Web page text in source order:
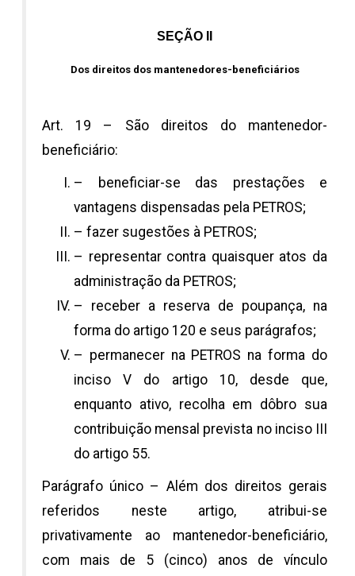
SEÇÃO II
Dos direitos dos mantenedores-beneficiários
Art. 19 – São direitos do mantenedor-
beneficiário:
– beneficiar-se das prestações e
vantagens dispensadas pela PETROS;
– fazer sugestões à PETROS;
– representar contra quaisquer atos da
administração da PETROS;
– receber a reserva de poupança, na
forma do artigo 120 e seus parágrafos;
– permanecer na PETROS na forma do
inciso V do artigo 10, desde que,
enquanto ativo, recolha em dôbro sua
contribuição mensal prevista no inciso III
do artigo 55.
Parágrafo único – Além dos direitos gerais
referidos neste artigo, atribui-se
privativamente ao mantenedor-beneficiário,
com mais de 5 (cinco) anos de vínculo